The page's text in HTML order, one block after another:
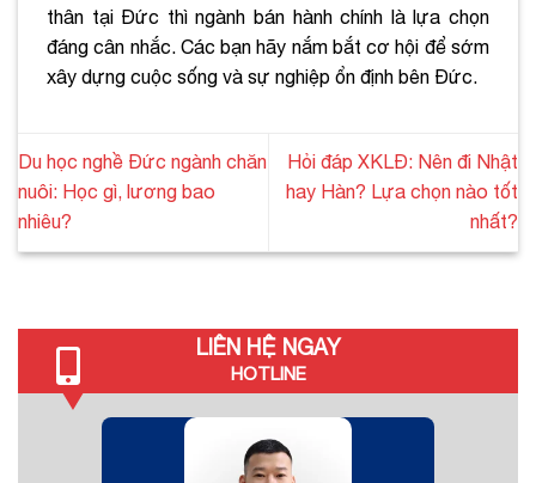
thân tại Đức thì ngành bán hành chính là lựa chọn
đáng cân nhắc. Các bạn hãy nắm bắt cơ hội để sớm
xây dựng cuộc sống và sự nghiệp ổn định bên Đức.
Du học nghề Đức ngành chăn
nuôi: Học gì, lương bao
nhiêu?
Hỏi đáp XKLĐ: Nên đi Nhật
hay Hàn? Lựa chọn nào tốt
nhất?
LIÊN HỆ NGAY
HOTLINE